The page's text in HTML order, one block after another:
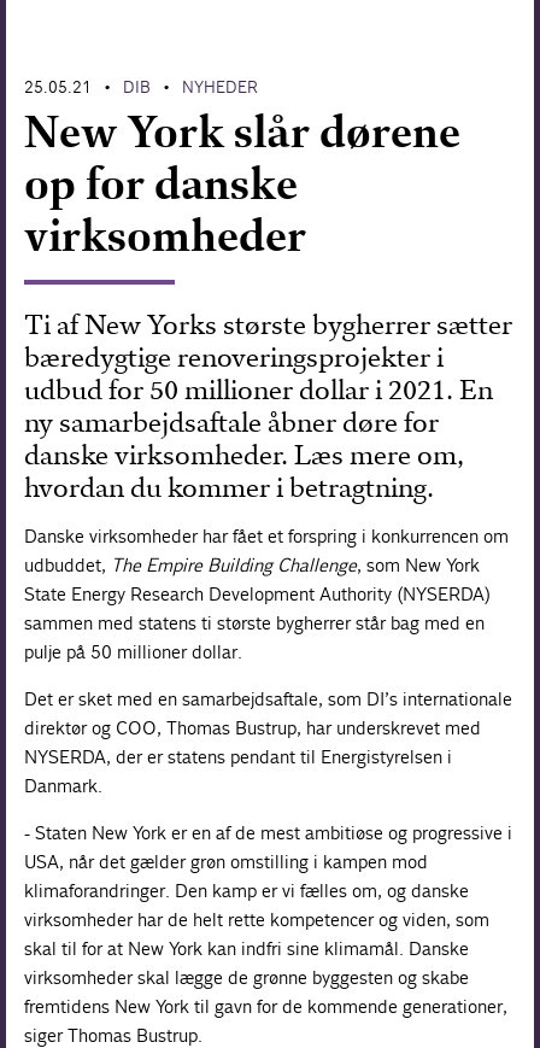
25.05.21 • DIB • NYHEDER
New York slår dørene
op for danske
virksomheder
Ti af New Yorks største bygherrer sætter
bæredygtige renoveringsprojekter i
udbud for 50 millioner dollar i 2021. En
ny samarbejdsaftale åbner døre for
danske virksomheder. Læs mere om,
hvordan du kommer i betragtning.
Danske virksomheder har fået et forspring i konkurrencen om
udbuddet, The Empire Building Challenge, som New York
State Energy Research Development Authority (NYSERDA)
sammen med statens ti største bygherrer står bag med en
pulje på 50 millioner dollar.
Det er sket med en samarbejdsaftale, som DI’s internationale
direktør og COO, Thomas Bustrup, har underskrevet med
NYSERDA, der er statens pendant til Energistyrelsen i
Danmark.
- Staten New York er en af de mest ambitiøse og progressive i
USA, når det gælder grøn omstilling i kampen mod
klimaforandringer. Den kamp er vi fælles om, og danske
virksomheder har de helt rette kompetencer og viden, som
skal til for at New York kan indfri sine klimamål. Danske
virksomheder skal lægge de grønne byggesten og skabe
fremtidens New York til gavn for de kommende generationer,
siger Thomas Bustrup.